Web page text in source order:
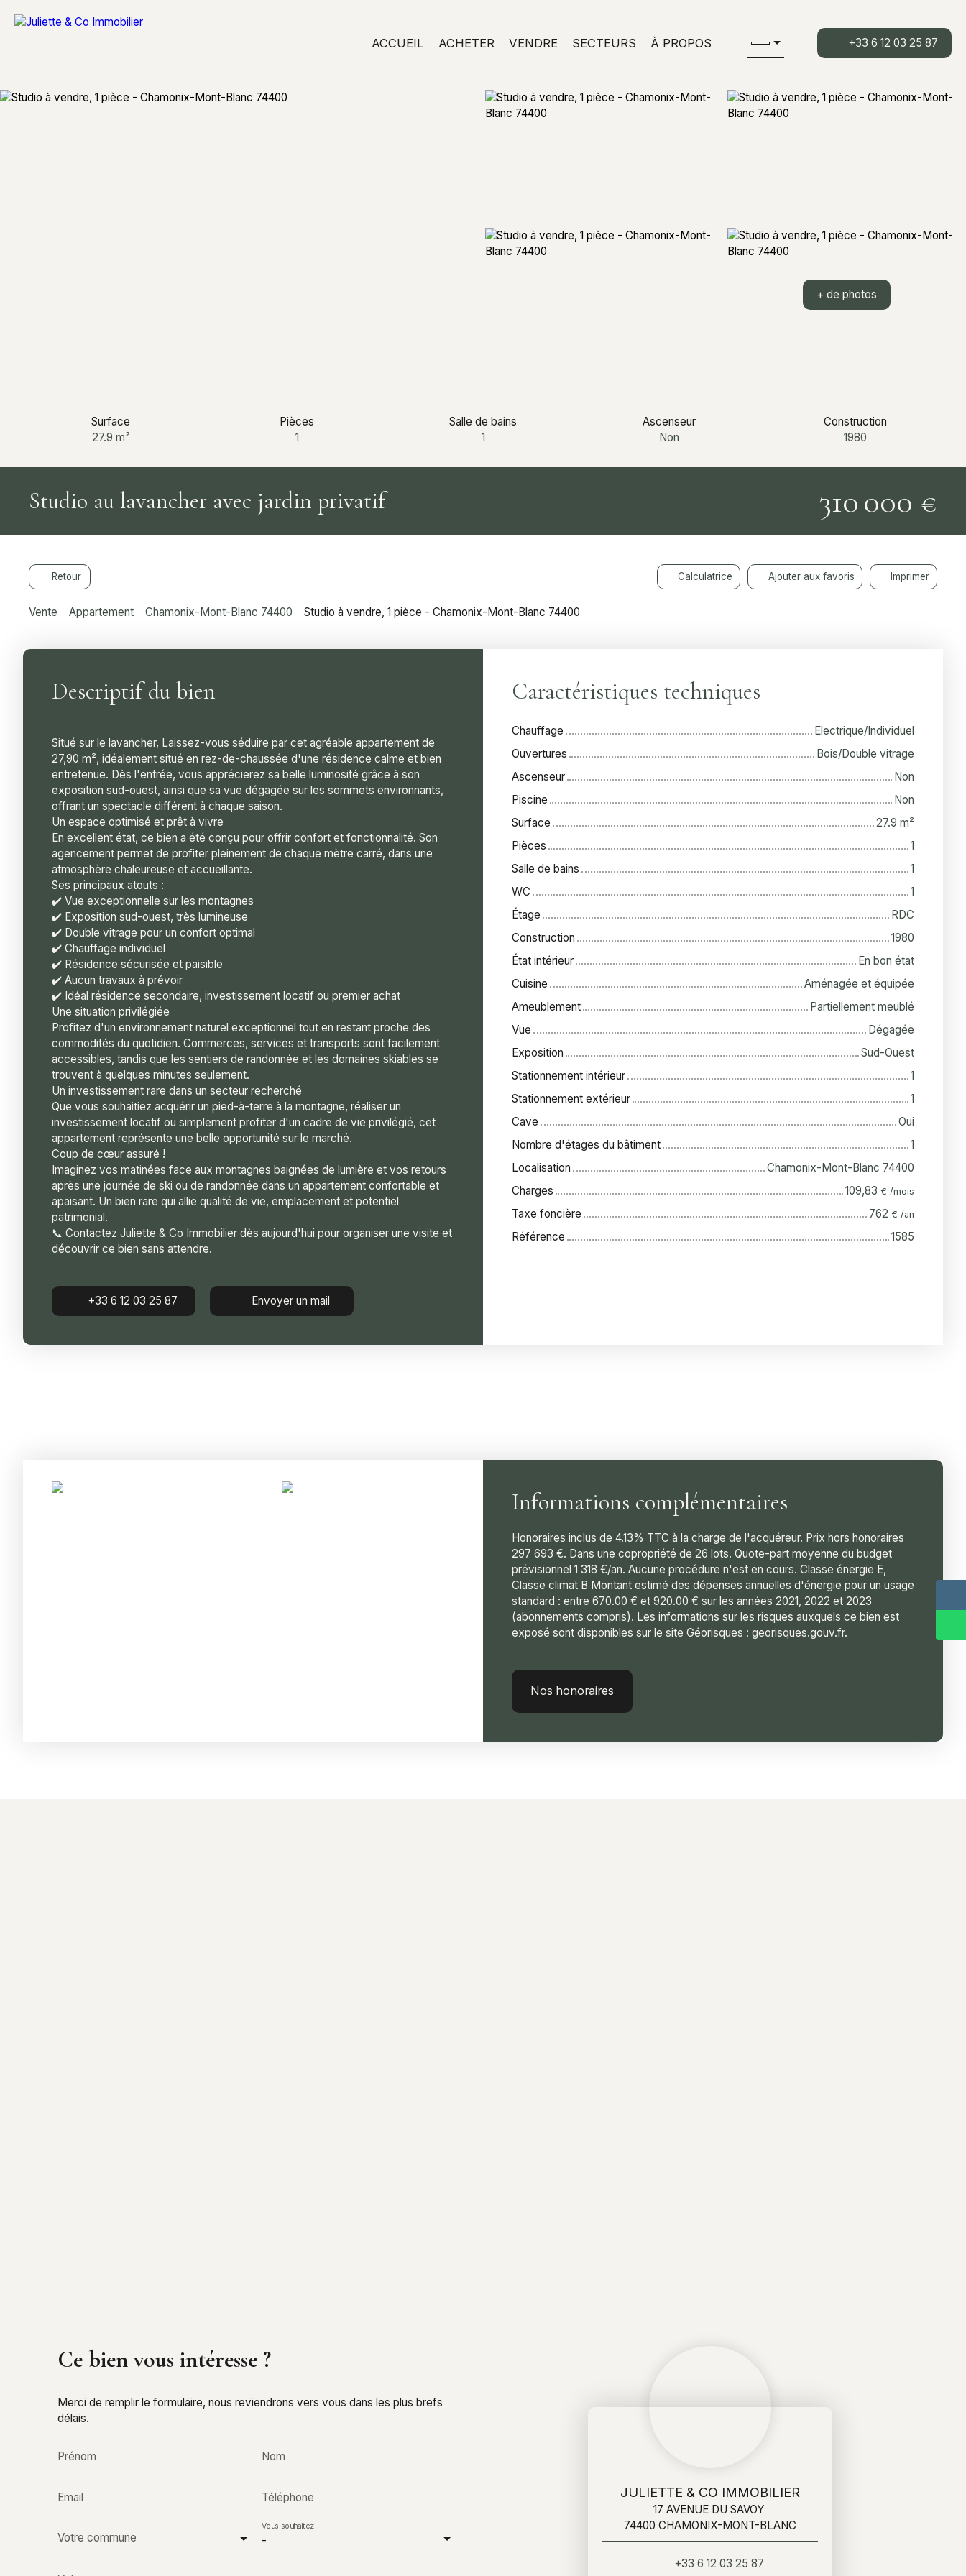
ACCUEIL ACHETER VENDRE SECTEURS À PROPOS +33 6 12 03 25 87
+ de photos
Surface
27.9 m²
Pièces
1
Salle de bains
1
Ascenseur
Non
Construction
1980
Studio au lavancher avec jardin privatif 310 000 €
Retour Calculatrice Ajouter aux favoris Imprimer
Vente Appartement Chamonix-Mont-Blanc 74400 Studio à vendre, 1 pièce - Chamonix-Mont-Blanc 74400
Descriptif du bien
Situé sur le lavancher, Laissez-vous séduire par cet agréable appartement de
27,90 m², idéalement situé en rez-de-chaussée d'une résidence calme et bien
entretenue. Dès l'entrée, vous apprécierez sa belle luminosité grâce à son
exposition sud-ouest, ainsi que sa vue dégagée sur les sommets environnants,
offrant un spectacle différent à chaque saison.
Un espace optimisé et prêt à vivre
En excellent état, ce bien a été conçu pour offrir confort et fonctionnalité. Son
agencement permet de profiter pleinement de chaque mètre carré, dans une
atmosphère chaleureuse et accueillante.
Ses principaux atouts :
✔️ Vue exceptionnelle sur les montagnes
✔️ Exposition sud-ouest, très lumineuse
✔️ Double vitrage pour un confort optimal
✔️ Chauffage individuel
✔️ Résidence sécurisée et paisible
✔️ Aucun travaux à prévoir
✔️ Idéal résidence secondaire, investissement locatif ou premier achat
Une situation privilégiée
Profitez d'un environnement naturel exceptionnel tout en restant proche des
commodités du quotidien. Commerces, services et transports sont facilement
accessibles, tandis que les sentiers de randonnée et les domaines skiables se
trouvent à quelques minutes seulement.
Un investissement rare dans un secteur recherché
Que vous souhaitiez acquérir un pied-à-terre à la montagne, réaliser un
investissement locatif ou simplement profiter d'un cadre de vie privilégié, cet
appartement représente une belle opportunité sur le marché.
Coup de cœur assuré !
Imaginez vos matinées face aux montagnes baignées de lumière et vos retours
après une journée de ski ou de randonnée dans un appartement confortable et
apaisant. Un bien rare qui allie qualité de vie, emplacement et potentiel
patrimonial.
📞 Contactez Juliette & Co Immobilier dès aujourd'hui pour organiser une visite et
découvrir ce bien sans attendre.
+33 6 12 03 25 87 Envoyer un mail
Caractéristiques techniques
Chauffage
Electrique/Individuel
Ouvertures
Bois/Double vitrage
Ascenseur
Non
Piscine
Non
Surface
27.9 m²
Pièces
1
Salle de bains
1
WC
1
Étage
RDC
Construction
1980
État intérieur
En bon état
Cuisine
Aménagée et équipée
Ameublement
Partiellement meublé
Vue
Dégagée
Exposition
Sud-Ouest
Stationnement intérieur
1
Stationnement extérieur
1
Cave
Oui
Nombre d'étages du bâtiment
1
Localisation
Chamonix-Mont-Blanc 74400
Charges
109,83 € /mois
Taxe foncière 762 € /an
Référence 1585
Informations complémentaires
Honoraires inclus de 4.13% TTC à la charge de l'acquéreur. Prix hors honoraires
297 693 €. Dans une copropriété de 26 lots. Quote-part moyenne du budget
prévisionnel 1 318 €/an. Aucune procédure n'est en cours. Classe énergie E,
Classe climat B Montant estimé des dépenses annuelles d'énergie pour un usage
standard : entre 670.00 € et 920.00 € sur les années 2021, 2022 et 2023
(abonnements compris). Les informations sur les risques auxquels ce bien est
exposé sont disponibles sur le site Géorisques : georisques.gouv.fr.
Nos honoraires
Ce bien vous intéresse ?
Merci de remplir le formulaire, nous reviendrons vers vous dans les plus brefs
délais.
Prénom Nom
Email Téléphone
Votre commune -
Vous souhaitez
JULIETTE & CO IMMOBILIER
17 AVENUE DU SAVOY
74400 CHAMONIX-MONT-BLANC
+33 6 12 03 25 87